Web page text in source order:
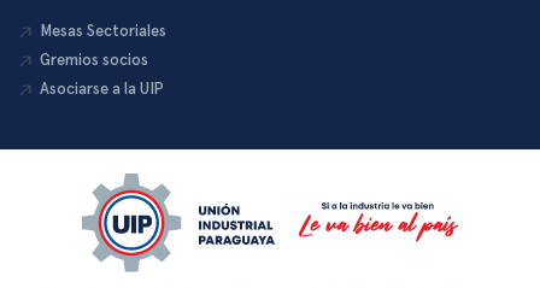
Mesas Sectoriales
Gremios socios
Asociarse a la UIP